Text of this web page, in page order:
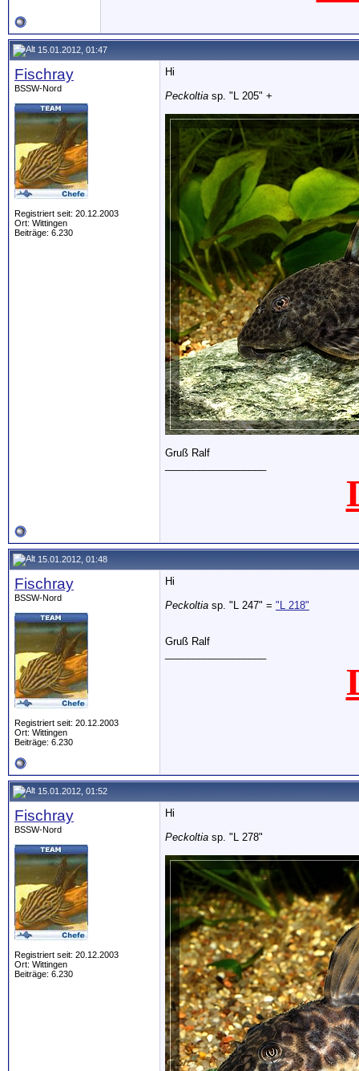
15.01.2012, 01:47
Fischray
BSSW-Nord
Registriert seit: 20.12.2003
Ort: Wittingen
Beiträge: 6.230
Hi
Peckoltia sp. "L 205" +
Gruß Ralf
15.01.2012, 01:48
Fischray
BSSW-Nord
Registriert seit: 20.12.2003
Ort: Wittingen
Beiträge: 6.230
Hi
Peckoltia sp. "L 247" = "L 218"
Gruß Ralf
15.01.2012, 01:52
Fischray
BSSW-Nord
Registriert seit: 20.12.2003
Ort: Wittingen
Beiträge: 6.230
Hi
Peckoltia sp. "L 278"